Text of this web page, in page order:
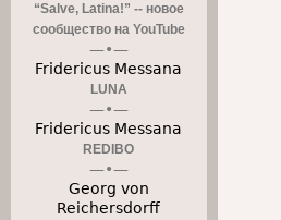
“Salve, Latina!” -- новое
сообщество на YouTube
Fridericus Messana
LUNA
Fridericus Messana
REDIBO
Georg von
Reichersdorff